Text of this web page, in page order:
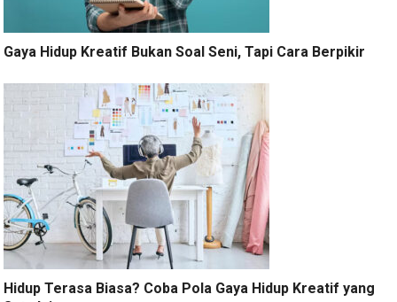
Gaya Hidup Kreatif Bukan Soal Seni, Tapi Cara Berpikir
Hidup Terasa Biasa? Coba Pola Gaya Hidup Kreatif yang